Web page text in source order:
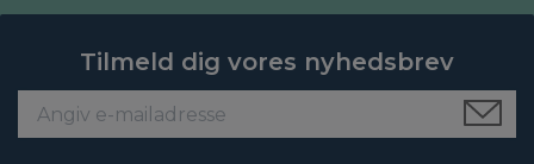
Tilmeld dig vores nyhedsbrev